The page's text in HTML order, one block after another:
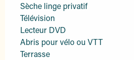
Sèche linge privatif
Télévision
Lecteur DVD
Abris pour vélo ou VTT
Terrasse